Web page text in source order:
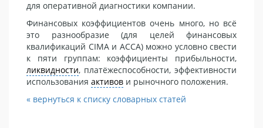
для оперативной диагностики компании.
Финансовых коэффициентов очень много, но всё
это разнообразие (для целей финансовых
квалификаций CIMA и ACCA) можно условно свести
к пяти группам: коэффициенты прибыльности,
ликвидности, платёжеспособности, эффективности
использования активов и рыночного положения.
« вернуться к списку словарных статей